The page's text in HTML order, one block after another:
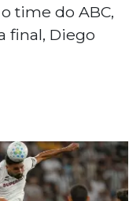
time do ABC,
final, Diego